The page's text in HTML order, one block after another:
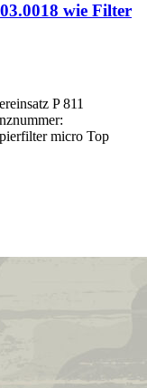
wie Filter
P 811
micro Top